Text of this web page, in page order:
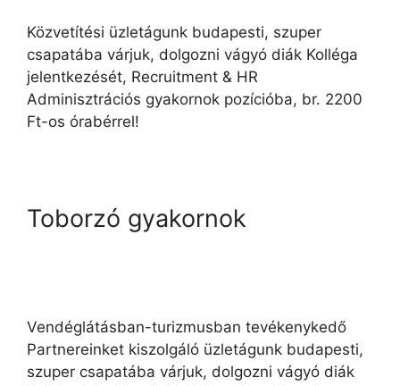
Közvetítési üzletágunk budapesti, szuper
csapatába várjuk, dolgozni vágyó diák Kolléga
jelentkezését, Recruitment & HR
Adminisztrációs gyakornok pozícióba, br. 2200
Ft-os órabérrel!
Toborzó gyakornok
Vendéglátásban-turizmusban tevékenykedő
Partnereinket kiszolgáló üzletágunk budapesti,
szuper csapatába várjuk, dolgozni vágyó diák